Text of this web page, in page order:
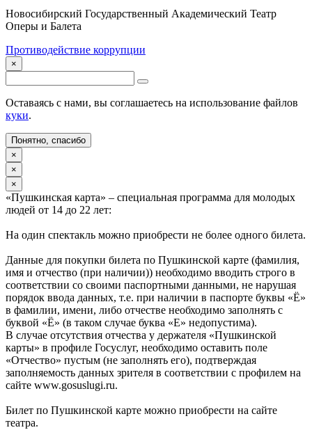
Новосибирский Государственный Академический Театр
Оперы и Балета
Противодействие коррупции
×
Оставаясь с нами, вы соглашаетесь на использование файлов
куки.
Понятно, спасибо
×
×
×
«Пушкинская карта» – специальная программа для молодых
людей от 14 до 22 лет:
На один спектакль можно приобрести не более одного билета.
Данные для покупки билета по Пушкинской карте (фамилия,
имя и отчество (при наличии)) необходимо вводить строго в
соответствии со своими паспортными данными, не нарушая
порядок ввода данных, т.е. при наличии в паспорте буквы «Ё»
в фамилии, имени, либо отчестве необходимо заполнять с
буквой «Ё» (в таком случае буква «Е» недопустима).
В случае отсутствия отчества у держателя «Пушкинской
карты» в профиле Госуслуг, необходимо оставить поле
«Отчество» пустым (не заполнять его), подтверждая
заполняемость данных зрителя в соответствии с профилем на
сайте www.gosuslugi.ru.
Билет по Пушкинской карте можно приобрести на сайте
театра.